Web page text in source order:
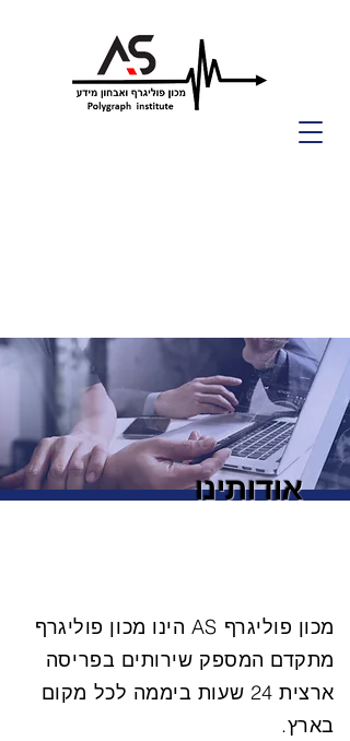
אודותינו
מכון פוליגרף AS הינו מכון פוליגרף
מתקדם המספק שירותים בפריסה
ארצית 24 שעות ביממה לכל מקום
בארץ.